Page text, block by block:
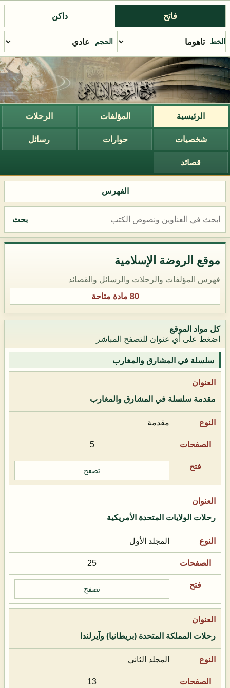
فاتح داكن
الخط الحجم
الرئيسية المؤلفات الرحلات
شخصيات حوارات رسائل
قصائد
الفهرس
بحث
موقع الروضة الإسلامية
فهرس المؤلفات والرحلات والرسائل والقصائد
80 مادة متاحة
كل مواد الموقع
اضغط على أي عنوان للتصفح المباشر
سلسلة في المشارق والمغارب
مقدمة سلسلة في المشارق والمغارب
مقدمة
5
تصفح
رحلات الولايات المتحدة الأمريكية
المجلد الأول
25
تصفح
رحلات المملكة المتحدة (بريطانيا) وآيرلندا
المجلد الثاني
13